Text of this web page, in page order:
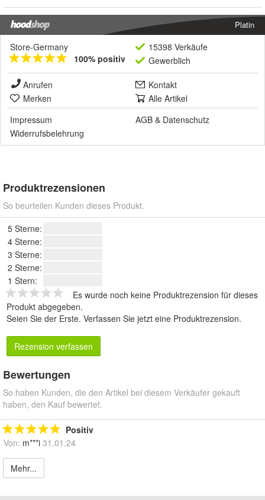
Platin
Store-Germany
100% positiv
15398 Verkäufe
Gewerblich
Anrufen
Kontakt
Merken
Alle Artikel
Impressum
AGB & Datenschutz
Widerrufsbelehrung
Produktrezensionen
So beurteilen Kunden dieses Produkt.
5 Sterne:
4 Sterne:
3 Sterne:
2 Sterne:
1 Stern:
Es wurde noch keine Produktrezension für dieses
Produkt abgegeben.
Seien Sie der Erste. Verfassen Sie jetzt eine Produktrezension.
Rezension verfassen
Bewertungen
So haben Kunden, die den Artikel bei diesem Verkäufer gekauft
haben, den Kauf bewertet.
Positiv
Von: m***i 31.01.24
Mehr...